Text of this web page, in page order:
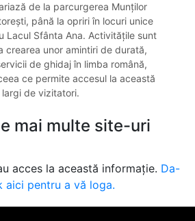
de la parcurgerea Munților
până la opriri în locuri unice
Lacul Sfânta Ana. Activitățile sunt
crearea unor amintiri de durată,
de ghidaj în limba română,
ce permite accesul la această
de vizitatori.
mai multe site-uri
acces la această informație. Da-
aici pentru a vă loga.